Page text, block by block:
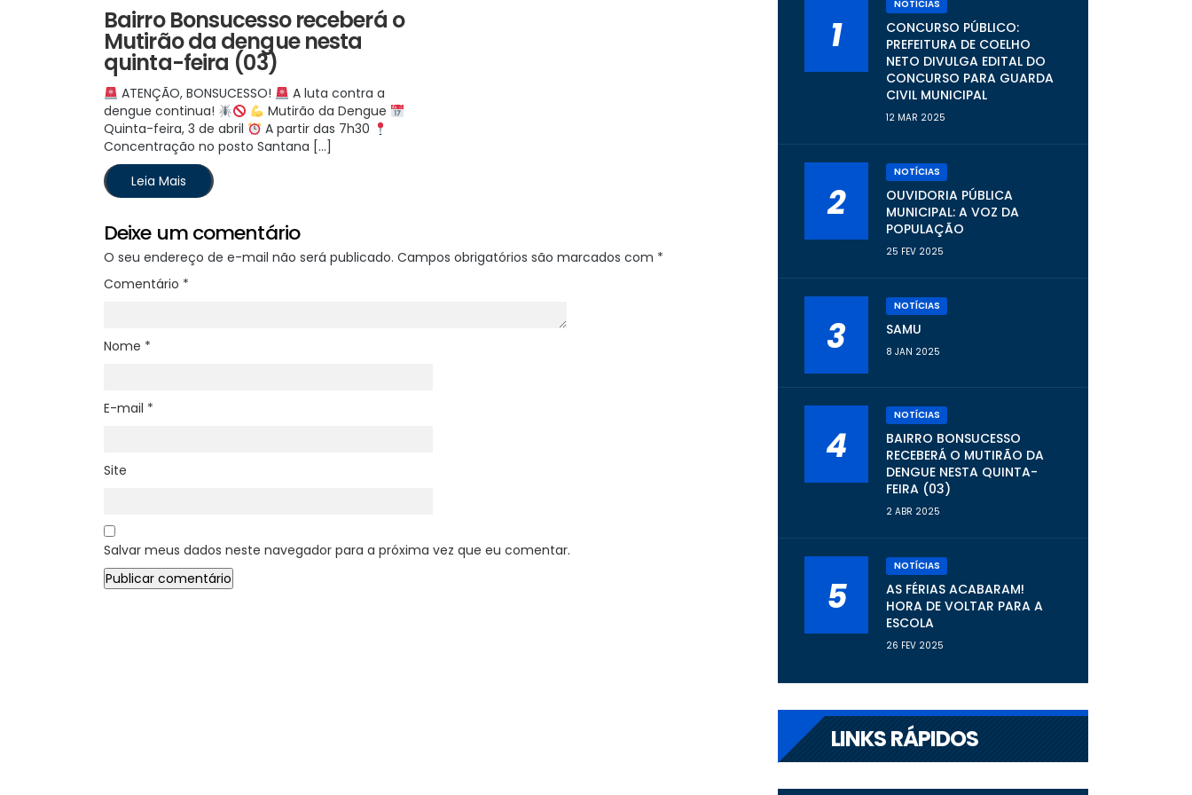
Bairro Bonsucesso receberá o
Mutirão da dengue nesta
quinta-feira (03)
ATENÇÃO, BONSUCESSO!
A luta contra a
dengue continua!
Mutirão da Dengue
Quinta-feira, 3 de abril
A partir das 7h30
Concentração no posto Santana […]
Leia Mais
Deixe um comentário
O seu endereço de e-mail não será publicado. Campos obrigatórios são marcados com *
Comentário *
Nome *
E-mail *
Site
Salvar meus dados neste navegador para a próxima vez que eu comentar.
1
NOTÍCIAS
CONCURSO PÚBLICO:
PREFEITURA DE COELHO
NETO DIVULGA EDITAL DO
CONCURSO PARA GUARDA
CIVIL MUNICIPAL
12 MAR 2025
2
NOTÍCIAS
OUVIDORIA PÚBLICA
MUNICIPAL: A VOZ DA
POPULAÇÃO
25 FEV 2025
3
NOTÍCIAS
SAMU
8 JAN 2025
4
NOTÍCIAS
BAIRRO BONSUCESSO
RECEBERÁ O MUTIRÃO DA
DENGUE NESTA QUINTA-
FEIRA (03)
2 ABR 2025
5
NOTÍCIAS
AS FÉRIAS ACABARAM!
HORA DE VOLTAR PARA A
ESCOLA
26 FEV 2025
LINKS RÁPIDOS